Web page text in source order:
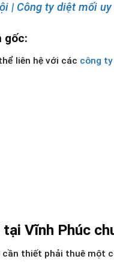
| Công ty diệt mối uy
gốc:
liên hệ với các công
Vĩnh Phúc
thiết phải thuê một